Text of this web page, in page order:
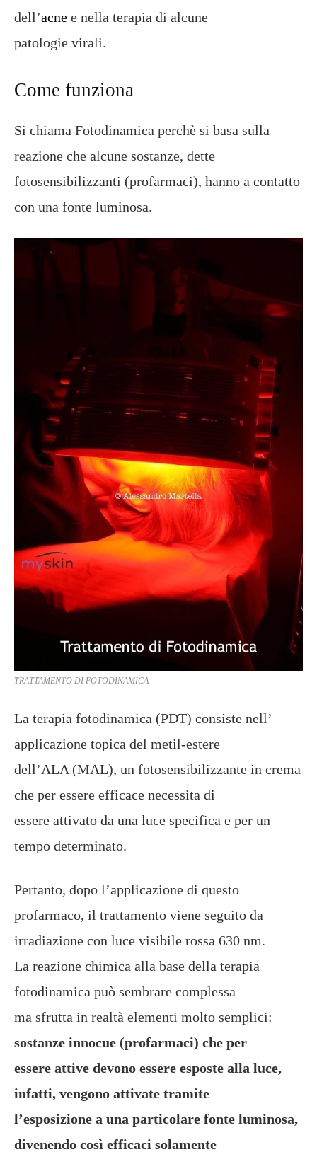
dell’acne e nella terapia di alcune
patologie virali.
Come funziona
Si chiama Fotodinamica perchè si basa sulla
reazione che alcune sostanze, dette
fotosensibilizzanti (profarmaci), hanno a contatto
con una fonte luminosa.
TRATTAMENTO DI FOTODINAMICA
La terapia fotodinamica (PDT) consiste nell’
applicazione topica del metil-estere
dell’ALA (MAL), un fotosensibilizzante in crema
che per essere efficace necessita di
essere attivato da una luce specifica e per un
tempo determinato.
Pertanto, dopo l’applicazione di questo
profarmaco, il trattamento viene seguito da
irradiazione con luce visibile rossa 630 nm.
La reazione chimica alla base della terapia
fotodinamica può sembrare complessa
ma sfrutta in realtà elementi molto semplici:
sostanze innocue (profarmaci) che per
essere attive devono essere esposte alla luce,
infatti, vengono attivate tramite
l’esposizione a una particolare fonte luminosa,
divenendo così efficaci solamente